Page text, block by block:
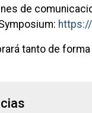
de
tanto de